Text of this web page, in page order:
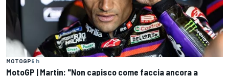
MOTOGP9 h
MotoGP | Martin: "Non capisco come faccia ancora a